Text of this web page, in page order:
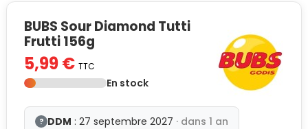
BUBS Sour Diamond Tutti
Frutti 156g
5,99 € TTC
En stock
? DDM : 27 septembre 2027 · dans 1 an